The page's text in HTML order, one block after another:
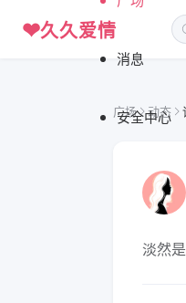
❤久久爱情
消息
安全中心
广场 动态
淡然